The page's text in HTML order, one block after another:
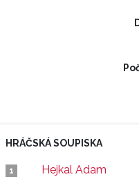
HRÁČSKÁ SOUPISKA
1 Hejkal Adam